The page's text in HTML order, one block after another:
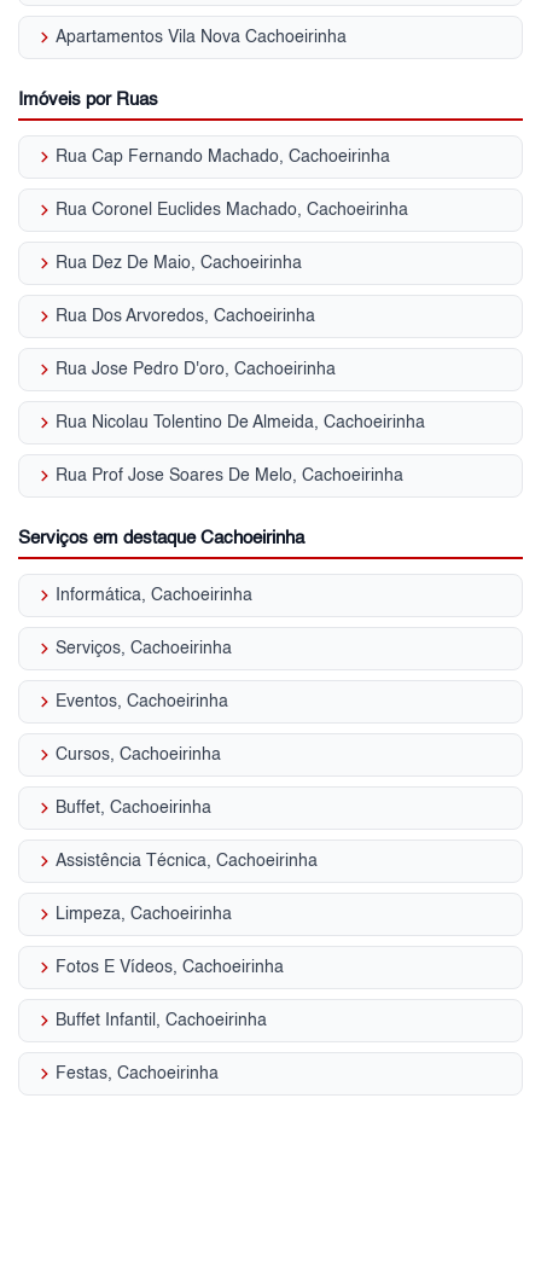
keyboard_arrow_right Apartamentos Vila Nova Cachoeirinha
Imóveis por Ruas
keyboard_arrow_right Rua Cap Fernando Machado, Cachoeirinha
keyboard_arrow_right Rua Coronel Euclides Machado, Cachoeirinha
keyboard_arrow_right Rua Dez De Maio, Cachoeirinha
keyboard_arrow_right Rua Dos Arvoredos, Cachoeirinha
keyboard_arrow_right Rua Jose Pedro D'oro, Cachoeirinha
keyboard_arrow_right Rua Nicolau Tolentino De Almeida, Cachoeirinha
keyboard_arrow_right Rua Prof Jose Soares De Melo, Cachoeirinha
Serviços em destaque Cachoeirinha
keyboard_arrow_right Informática, Cachoeirinha
keyboard_arrow_right Serviços, Cachoeirinha
keyboard_arrow_right Eventos, Cachoeirinha
keyboard_arrow_right Cursos, Cachoeirinha
keyboard_arrow_right Buffet, Cachoeirinha
keyboard_arrow_right Assistência Técnica, Cachoeirinha
keyboard_arrow_right Limpeza, Cachoeirinha
keyboard_arrow_right Fotos E Vídeos, Cachoeirinha
keyboard_arrow_right Buffet Infantil, Cachoeirinha
keyboard_arrow_right Festas, Cachoeirinha